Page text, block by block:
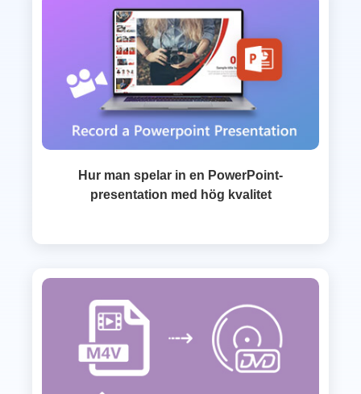
Hur man spelar in en PowerPoint-
presentation med hög kvalitet